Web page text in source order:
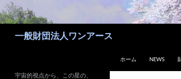
ッ
プ
一般財団法人ワンアース
ホーム NEWS
宇宙的視点から、この星の、